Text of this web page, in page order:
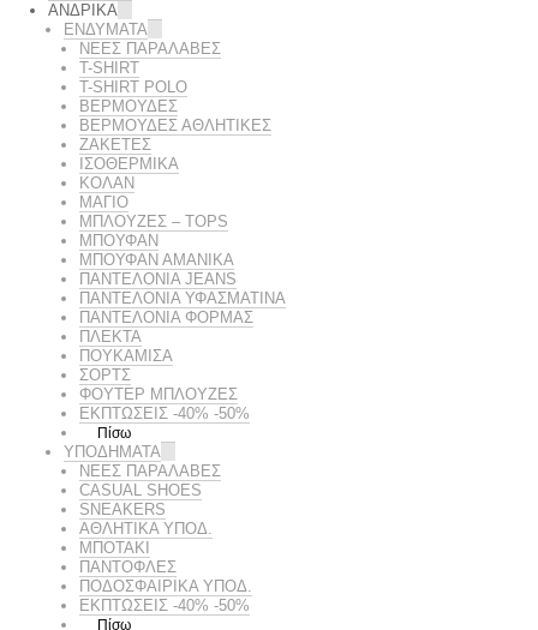
ΑΝΔΡΙΚΑ
ΕΝΔΥΜΑΤΑ
ΝΕΕΣ ΠΑΡΑΛΑΒΕΣ
T-SHIRT
T-SHIRT POLO
ΒΕΡΜΟΥΔΕΣ
ΒΕΡΜΟΥΔΕΣ ΑΘΛΗΤΙΚΕΣ
ΖΑΚΕΤΕΣ
ΙΣΟΘΕΡΜΙΚΆ
ΚΟΛΑΝ
ΜΑΓΙΟ
ΜΠΛΟΥΖΕΣ – TOPS
ΜΠΟΥΦΑΝ
ΜΠΟΥΦΆΝ ΑΜΆΝΙΚΑ
ΠΑΝΤΕΛΟΝΙΑ JEANS
ΠΑΝΤΕΛΟΝΙΑ ΥΦΑΣΜΑΤΙΝΑ
ΠΑΝΤΕΛΟΝΙΑ ΦΟΡΜΑΣ
ΠΛΕΚΤΑ
ΠΟΥΚΑΜΙΣΑ
ΣΟΡΤΣ
ΦΟΥΤΕΡ ΜΠΛΟΥΖΕΣ
ΕΚΠΤΏΣΕΙΣ -40% -50%
Πίσω
ΥΠΟΔΗΜΑΤΑ
ΝΕΕΣ ΠΑΡΑΛΑΒΕΣ
CASUAL SHOES
SNEAKERS
ΑΘΛΗΤΙΚΑ ΥΠΟΔ.
ΜΠΟΤΑΚΙ
ΠΑΝΤΟΦΛΕΣ
ΠΟΔΟΣΦΑΙΡΙΚΆ ΥΠΟΔ.
ΕΚΠΤΏΣΕΙΣ -40% -50%
Πίσω